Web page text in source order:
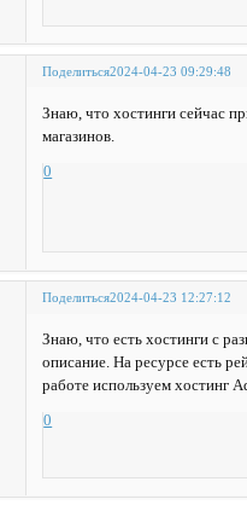
Поделиться2024-04-23 09:29:48
Знаю, что хостинги сейчас
магазинов.
0
Поделиться2024-04-23 12:27:12
Знаю, что есть хостинги с
описание. На ресурсе есть
работе используем хостинг
0